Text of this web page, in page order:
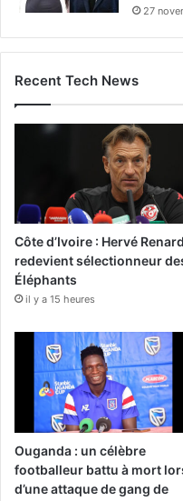
27
Recent Tech News
Côte d’Ivoire : Hervé Renard
redevient sélectionneur
Éléphants
il y a 15 heures
Ouganda : un célèbre
footballeur battu à mort
d’une attaque de gang de